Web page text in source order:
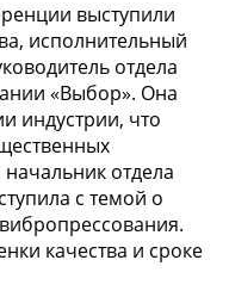
выступили
исполнительный
отдела
«Выбор». Она
индустрии, что
отдела
с темой о
качества и сроке